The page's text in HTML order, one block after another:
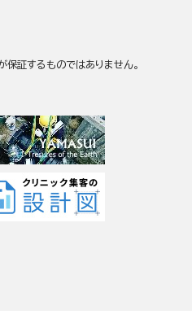
保証するものではありません。